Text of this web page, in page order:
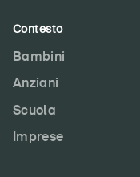
Contesto
Bambini
Anziani
Scuola
Imprese